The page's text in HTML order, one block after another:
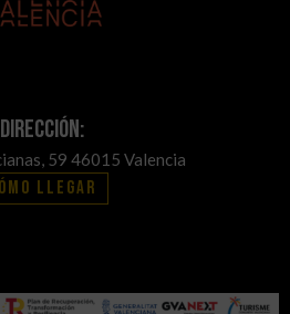
Dirección:
59 46015 Valencia
llegar